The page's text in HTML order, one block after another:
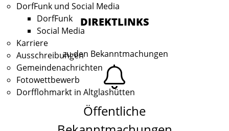
DorfFunk und Social Media
DorfFunk
Social Media
Karriere
Ausschreibungen
Gemeindenachrichten
Fotowettbewerb
Dorfflohmarkt in Altglashütten
DIREKTLINKS
Öffentliche
zu den Bekanntmachungen